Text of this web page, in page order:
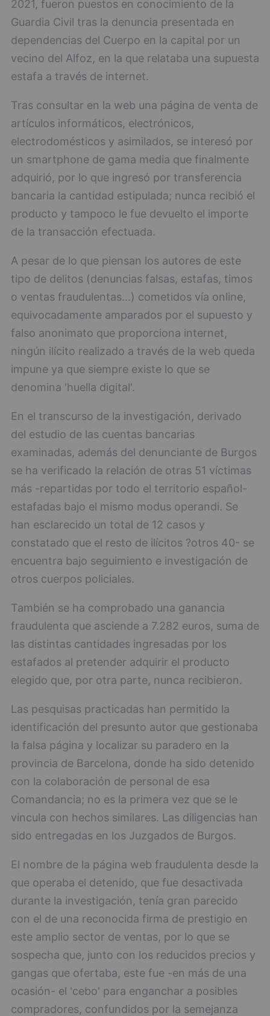
2021, fueron puestos en conocimiento de la
Guardia Civil tras la denuncia presentada en
dependencias del Cuerpo en la capital por un
vecino del Alfoz, en la que relataba una supuesta
estafa a través de internet.
Tras consultar en la web una página de venta de
artículos informáticos, electrónicos,
electrodomésticos y asimilados, se interesó por
un smartphone de gama media que finalmente
adquirió, por lo que ingresó por transferencia
bancaria la cantidad estipulada; nunca recibió el
producto y tampoco le fue devuelto el importe
de la transacción efectuada.
A pesar de lo que piensan los autores de este
tipo de delitos (denuncias falsas, estafas, timos
o ventas fraudulentas...) cometidos vía online,
equivocadamente amparados por el supuesto y
falso anonimato que proporciona internet,
ningún ilícito realizado a través de la web queda
impune ya que siempre existe lo que se
denomina 'huella digital'.
En el transcurso de la investigación, derivado
del estudio de las cuentas bancarias
examinadas, además del denunciante de Burgos
se ha verificado la relación de otras 51 víctimas
más -repartidas por todo el territorio español-
estafadas bajo el mismo modus operandi. Se
han esclarecido un total de 12 casos y
constatado que el resto de ilícitos ?otros 40- se
encuentra bajo seguimiento e investigación de
otros cuerpos policiales.
También se ha comprobado una ganancia
fraudulenta que asciende a 7.282 euros, suma de
las distintas cantidades ingresadas por los
estafados al pretender adquirir el producto
elegido que, por otra parte, nunca recibieron.
Las pesquisas practicadas han permitido la
identificación del presunto autor que gestionaba
la falsa página y localizar su paradero en la
provincia de Barcelona, donde ha sido detenido
con la colaboración de personal de esa
Comandancia; no es la primera vez que se le
vincula con hechos similares. Las diligencias han
sido entregadas en los Juzgados de Burgos.
El nombre de la página web fraudulenta desde la
que operaba el detenido, que fue desactivada
durante la investigación, tenía gran parecido
con el de una reconocida firma de prestigio en
este amplio sector de ventas, por lo que se
sospecha que, junto con los reducidos precios y
gangas que ofertaba, este fue -en más de una
ocasión- el 'cebo' para enganchar a posibles
compradores, confundidos por la semejanza